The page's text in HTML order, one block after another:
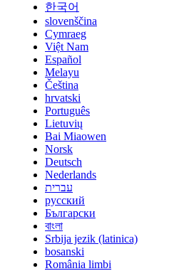
한국어
slovenščina
Cymraeg
Việt Nam
Español
Melayu
Čeština
hrvatski
Português
Lietuvių
Bai Miaowen
Norsk
Deutsch
Nederlands
עברית
русский
Български
বাংলা
Srbija jezik (latinica)
bosanski
România limbi